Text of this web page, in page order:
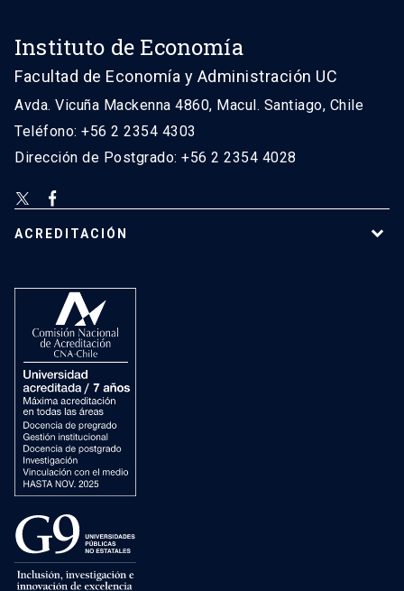
Instituto de Economía
Facultad de Economía y Administración UC
Avda. Vicuña Mackenna 4860, Macul. Santiago, Chile
Teléfono: +56 2 2354 4303
Dirección de Postgrado: +56 2 2354 4028
ACREDITACIÓN